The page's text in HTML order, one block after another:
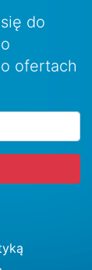
do
ofertach